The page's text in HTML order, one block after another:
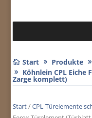
Start Produkte
Köhnlein CPL Eiche
Zarge komplett)
Start/CPL-Türelemente